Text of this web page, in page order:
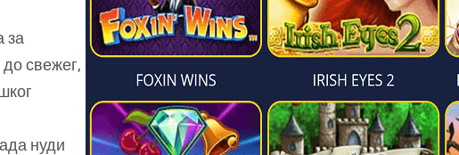
за
свежег,
нуди